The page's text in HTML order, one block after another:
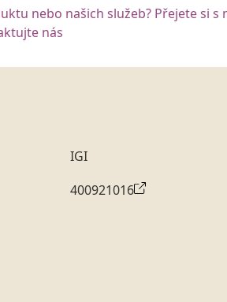
nebo našich služeb? Přejete si s
nás
IGI
400921016